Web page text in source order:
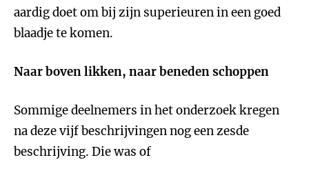
aardig doet om bij zijn superieuren in een goed
blaadje te komen.
Naar boven likken, naar beneden schoppen
Sommige deelnemers in het onderzoek kregen
na deze vijf beschrijvingen nog een zesde
beschrijving. Die was of